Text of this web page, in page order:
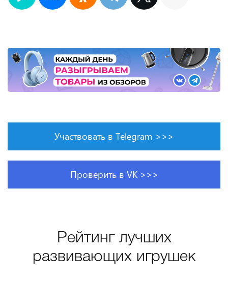
Участвовать в Telegram >>>
Проверить в VK >>>
Рейтинг лучших
развивающих игрушек